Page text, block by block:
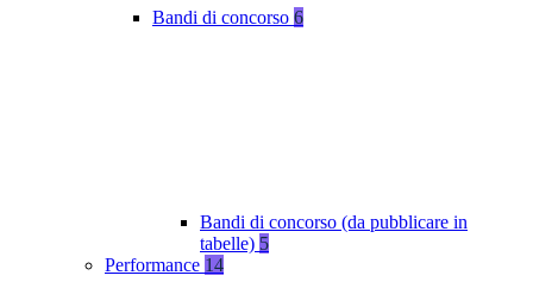
Bandi di concorso 6
Bandi di concorso (da pubblicare in
tabelle) 5
Performance 14